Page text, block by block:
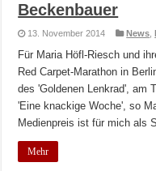
Beckenbauer
13. November 2014 News ,
Für Maria Höfl-Riesch und
Red Carpet-Marathon in
des 'Goldenen Lenkrad', am
'Eine knackige Woche', so
Medienpreis ist für mich als
Mehr